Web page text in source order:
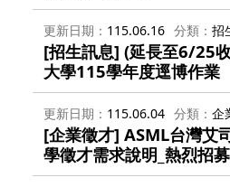
更新日期 115.06.16 分類 招
[招生訊息] (延長至6/25
大學115學年度逕博作業
更新日期 115.06.04 分類 企
[企業徵才] ASML台灣艾
學徵才需求說明_熱烈招